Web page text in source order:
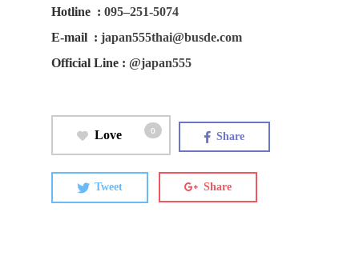
Hotline : 095–251-5074
E-mail : japan555thai@busde.com
Official Line : @japan555
Love 0 Share
Tweet Share